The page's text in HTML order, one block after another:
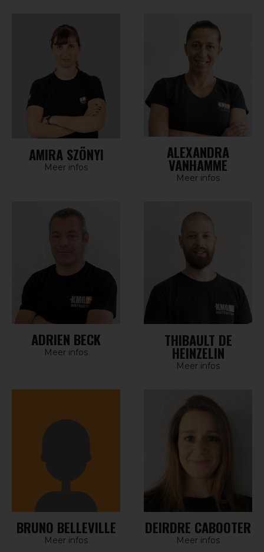
AMIRA SZÖNYI
Meer infos
ALEXANDRA
VANHAMME
Meer infos
ADRIEN BECK
Meer infos
THIBAULT DE
HEINZELIN
Meer infos
BRUNO BELLEVILLE
Meer infos
DEIRDRE CABOOTER
Meer infos